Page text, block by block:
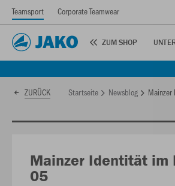
Teamsport Corporate Teamwear
ZUM SHOP
ZURÜCK Startseite Newsblog Mainzer
Mainzer Identität im
05